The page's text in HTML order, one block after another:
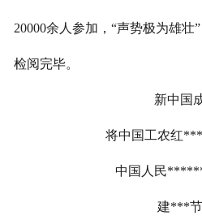
20000余人参加，“声势极为雄壮
检阅完毕。
新中国
将中国工农红
中国人民
建***